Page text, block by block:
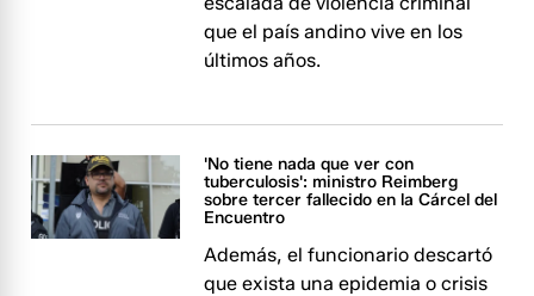
que el país andino vive en los
últimos años.
'No tiene nada que ver con
tuberculosis': ministro Reimberg
sobre tercer fallecido en la Cárcel del
Encuentro
Además, el funcionario descartó
que exista una epidemia o crisis